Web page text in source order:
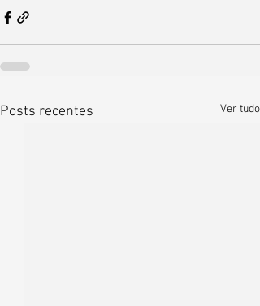
Posts recentes Ver tudo